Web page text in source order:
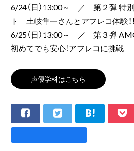
6/24（日）13:00～ ／ 第２弾 特
ト 土岐隼一さんとアフレコ体験！！
6/25（日）13:00～ ／ 第３弾
初めてでも安心！アフレコに挑戦
声優学科はこちら